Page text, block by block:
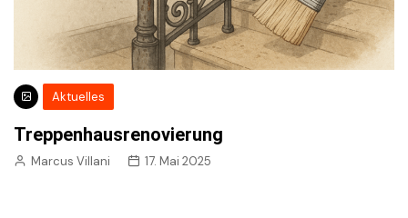
Aktuelles
Treppenhausrenovierung
Marcus Villani 17. Mai 2025